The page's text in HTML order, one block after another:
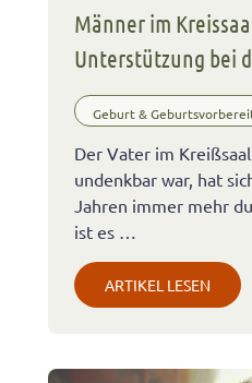
Männer im
Unterstützung bei
Geburt &
Der Vater im
undenkbar war, hat
Jahren immer mehr
ist es …
ARTIKEL LESEN